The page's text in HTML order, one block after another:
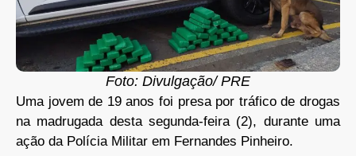
Foto: Divulgação/ PRE
Uma jovem de 19 anos foi presa por tráfico de drogas
na madrugada desta segunda-feira (2), durante uma
ação da Polícia Militar em Fernandes Pinheiro.